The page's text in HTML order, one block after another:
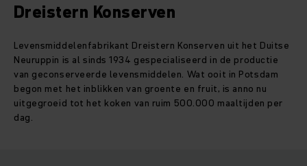
Dreistern Konserven
Levensmiddelenfabrikant Dreistern Konserven uit het Duitse
Neuruppin is al sinds 1934 gespecialiseerd in de productie
van geconserveerde levensmiddelen. Wat ooit in Potsdam
begon met het inblikken van groente en fruit, is anno nu
uitgegroeid tot het koken van ruim 500.000 maaltijden per
dag.